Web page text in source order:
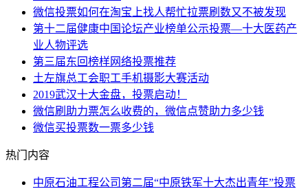
微信投票如何在淘宝上找人帮忙拉票刷数又不被发现
第十二届健康中国论坛产业榜单公示投票—十大医药产
业人物评选
第三届东回榜样网络投票推荐
土左旗总工会职工手机摄影大赛活动
2019武汉十大金盘，投票启动！
微信刷助力票怎么收费的，微信点赞助力多少钱
微信买投票数一票多少钱
热门内容
中原石油工程公司第二届“中原铁军十大杰出青年”投票